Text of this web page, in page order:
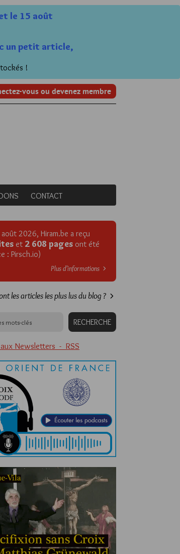
le 15 août
un petit article,
!
vous ou devenez membre
CONTACT
2026, Hiram.be a reçu
et 2 608 pages ont été
: Pirsch.io)
Plus d’informations
les articles les plus lus du blog ?
Newsletters - RSS